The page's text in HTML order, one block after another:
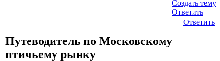
Создать тему
Ответить
Ответить
Путеводитель по Московскому
птичьему рынку